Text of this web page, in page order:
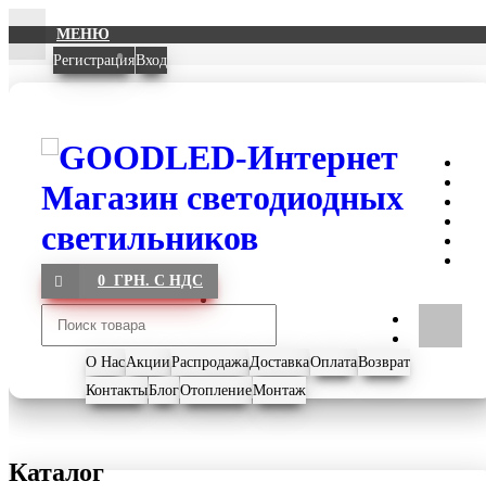
МЕНЮ
РегистрацияВход
0 ГРН. С НДС
О НасАкцииРаспродажаДоставкаОплатаВозврат
КонтактыБлогОтоплениеМонтаж
Каталог